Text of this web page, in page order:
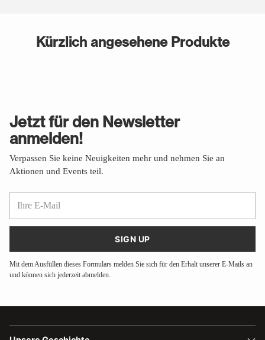
Kürzlich angesehene Produkte
Jetzt für den Newsletter
anmelden!
Verpassen Sie keine Neuigkeiten mehr und nehmen Sie an
Aktionen und Events teil.
SIGN UP
Mit dem Ausfüllen dieses Formulars melden Sie sich für den Erhalt unserer E-Mails an
und können sich jederzeit abmelden.